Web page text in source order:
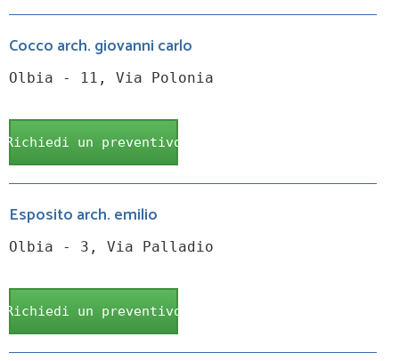
Cocco arch. giovanni carlo
Olbia - 11, Via Polonia
Richiedi un preventivo
Esposito arch. emilio
Olbia - 3, Via Palladio
Richiedi un preventivo